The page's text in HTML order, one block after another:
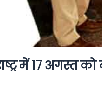
में 17 अगस्त